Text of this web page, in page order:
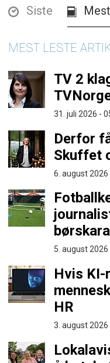
Siste
MEST LESTE
TV 2
31. juli 2026 -
Derfor
Skuffet
6. august 2026
5. august 2026
Hvis KI-
HR
3. august 2026